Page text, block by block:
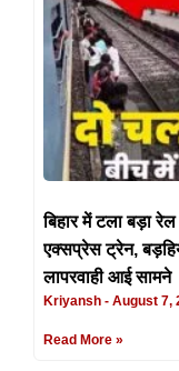
बिहार में टला बड़ा
एक्सप्रेस ट्रेन,
लापरवाही आई सामने
Kriyansh August 7,
Read More »